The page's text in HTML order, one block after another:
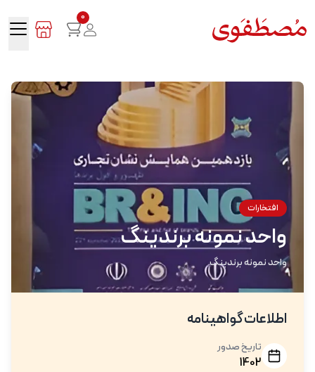
0
افتخارات
واحد نمونه برندینگ
واحد نمونه برندینگ
اطلاعات گواهینامه
تاریخ صدور
1402